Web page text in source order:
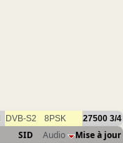
DVB-S2 8PSK 27500 3/4
SID Audio
Mise à jour